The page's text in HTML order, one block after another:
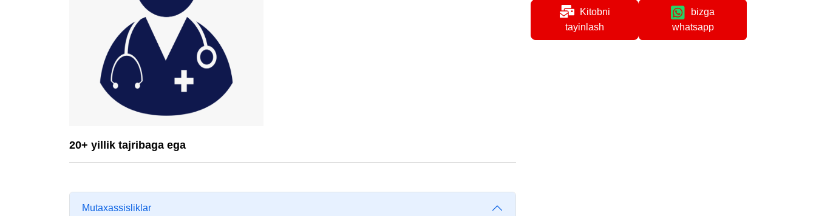
20+ yillik tajribaga ega
Mutaxassisliklar
Kitobni
tayinlash
bizga
whatsapp